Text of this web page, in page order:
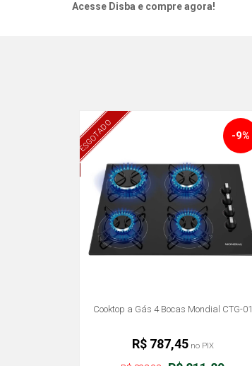
Acesse Disba e compre agora!
ESGOTADO
Cooktop a Gás 4 Bocas Mondial CTG-01
-9%
R$ 787,45no PIX